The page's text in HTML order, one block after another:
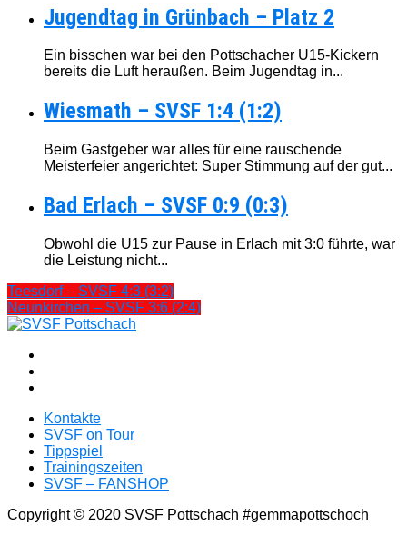
Jugendtag in Grünbach – Platz 2
Ein bisschen war bei den Pottschacher U15-Kickern
bereits die Luft heraußen. Beim Jugendtag in...
Wiesmath – SVSF 1:4 (1:2)
Beim Gastgeber war alles für eine rauschende
Meisterfeier angerichtet: Super Stimmung auf der gut...
Bad Erlach – SVSF 0:9 (0:3)
Obwohl die U15 zur Pause in Erlach mit 3:0 führte, war
die Leistung nicht...
Teesdorf – SVSF 4:3 (3:2)
Neunkirchen – SVSF 3:6 (2:4)
Kontakte
SVSF on Tour
Tippspiel
Trainingszeiten
SVSF – FANSHOP
Copyright © 2020 SVSF Pottschach #gemmapottschoch